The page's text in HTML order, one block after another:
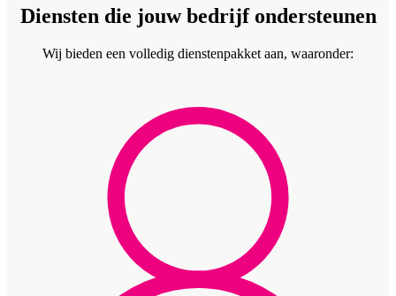
Diensten die jouw bedrijf ondersteunen
Wij bieden een volledig dienstenpakket aan, waaronder: